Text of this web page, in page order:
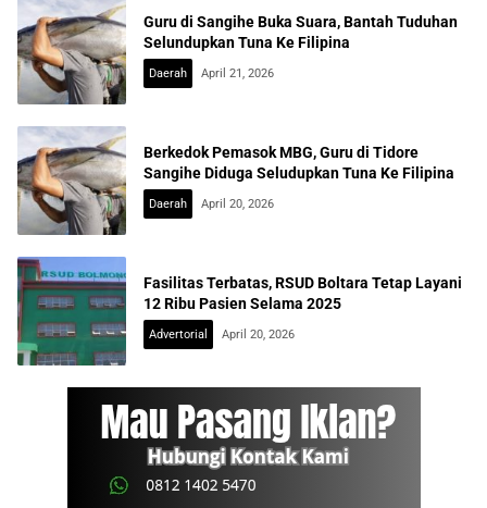
Guru di Sangihe Buka Suara, Bantah Tuduhan
Selundupkan Tuna Ke Filipina
Daerah April 21, 2026
Berkedok Pemasok MBG, Guru di Tidore
Sangihe Diduga Seludupkan Tuna Ke Filipina
Daerah April 20, 2026
Fasilitas Terbatas, RSUD Boltara Tetap Layani
12 Ribu Pasien Selama 2025
Advertorial April 20, 2026